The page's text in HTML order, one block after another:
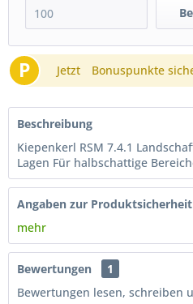
P Jetzt Bonuspunkte
Beschreibung
Kiepenkerl RSM 7.4.1
Lagen Für halbschattige
Angaben zur Produktsicherheit
mehr
Bewertungen
1
Bewertungen lesen, schreiben